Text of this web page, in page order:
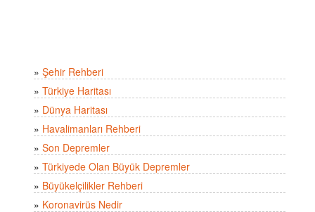
» Şehir Rehberi
» Türkiye Haritası
» Dünya Haritası
» Havalimanları Rehberi
» Son Depremler
» Türkiyede Olan Büyük Depremler
» Büyükelçilikler Rehberi
» Koronavirüs Nedir